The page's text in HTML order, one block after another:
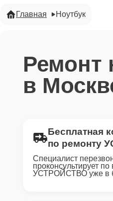
Главная Ноутбук
Ремонт
в
Бесплатная
по ремонту
Специалист
проконсультирует
УСТРОЙСТВО уже в